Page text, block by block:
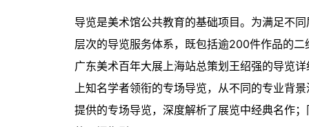
导览是美术馆公共教育的基础项目。为满足不
层次的导览服务体系，既包括逾200件作品的
广东美术百年大展上海站总策划王绍强的导览
上知名学者领衔的专场导览，从不同的专业背
提供的专场导览，深度解析了展览中经典名作